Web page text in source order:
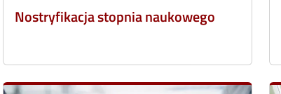
Nostryfikacja stopnia naukowego